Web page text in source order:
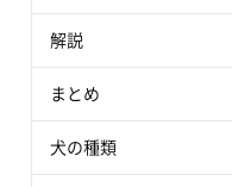
解説
まとめ
犬の種類